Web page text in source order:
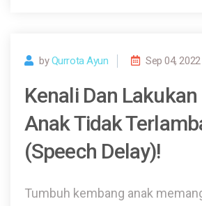
byQurrota Ayun Sep 04, 2022
Kenali Dan
Anak Tidak
(Speech Delay)!
Tumbuh kembang anak